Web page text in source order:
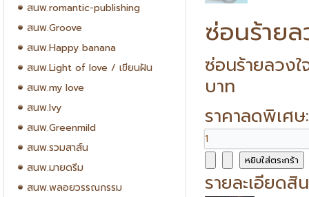
สนพ.romantic-publishing
สนพ.Groove
สนพ.Happy banana
สนพ.Light of love / เขียนฝัน
สนพ.my love
สนพ.Ivy
สนพ.Greenmild
สนพ.รวมสาส์น
สนพ.มายดรีม
สนพ.พลอยวรรณกรรม
ซ่อนร้ายล
ซ่อนร้ายลว
บาท
ราคาลดพิเศ
รายละเอียดสิ